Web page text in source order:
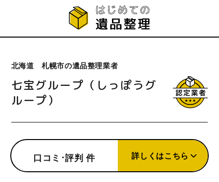
北海道 札幌市の遺品整理業者
七宝グループ（しっぽうグ
ループ）
口コミ･評判件 詳しくはこちら